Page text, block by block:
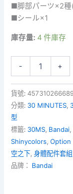
■脚部パーツ×2種
■シール×1
庫存量: 4 件庫存
-
Idolm@ster
Option
Body
Parts
Beyond
The
Blue
Sky
1
[Color
+
貨號:
分類: 30 MINUTES,
型
標籤: 30MS, Bandai,
Shinycolors,Option
空之下,身體配件套組
品牌： Bandai